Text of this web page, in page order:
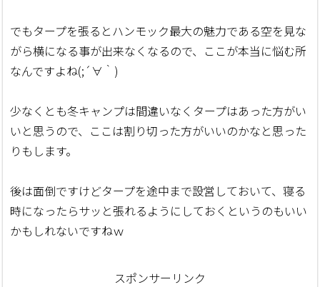
でもタープを張るとハンモック最大の魅力である空を見な
がら横になる事が出来なくなるので、ここが本当に悩む所
なんですよね(;´∀｀)
少なくとも冬キャンプは間違いなくタープはあった方がい
いと思うので、ここは割り切った方がいいのかなと思った
りもします。
後は面倒ですけどタープを途中まで設営しておいて、寝る
時になったらサッと張れるようにしておくというのもいい
かもしれないですねｗ
スポンサーリンク